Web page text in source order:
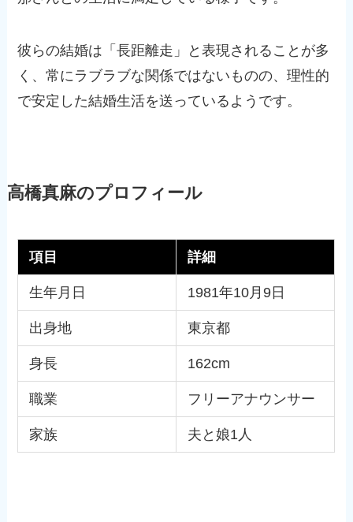
彼らの結婚は「長距離走」と表現されることが多
く、常にラブラブな関係ではないものの、理性的
で安定した結婚生活を送っているようです。
高橋真麻のプロフィール
項目 詳細
生年月日 1981年10月9日
出身地 東京都
身長 162cm
職業 フリーアナウンサー
家族 夫と娘1人